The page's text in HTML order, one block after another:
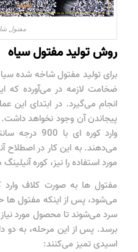
مفتول
روش تولید مفتول سیاه
برای تولید مفتول شاخه شده
ضخامت لازمه در می‌آورده که
انجام می‌گیرد. در ابتدای این
پیجاندن آن وجود نخواهد داشت.
وارد کوره ای
می‌دهند. به این کار در اصطلاح
مورد استفاده را نیز، کوره
مفتول ها به صورت کلاف
می‌شود، پس از اینکه مفتول ها
سرد می‌شوند تا محصول مورد
برسد. پس از این مرحله، به دو
اسیدی تمیز می‌کنند: